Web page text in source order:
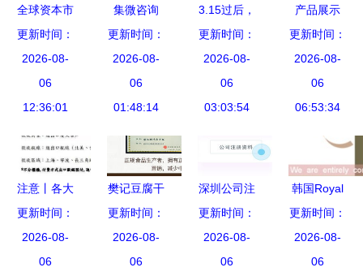
全球资本市
场it公司分
析 海外以
第三方it为
主,国内金
具备后发优
势
更新时间：
2026-08-
06
12:36:01
集微咨询
从交期拉长
看国内igbt
厂商在新能
源汽车领域
更新时间：
2026-08-
06
01:48:14
3.15过后，
我们该如何
正确海淘？
国内贸易代
理的角色与
更新时间：
2026-08-
06
03:03:54
产品展示
更新时间：
2026-08-
06
06:53:34
注意丨各大
船公司陆续
开征低硫附
加费，外贸
更新时间：
2026-08-
06
樊记豆腐干
250g 休闲
零食小吃卤
味香辣豆干
更新时间：
2026-08-
06
深圳公司注
册与代理记
账服务全攻
略 一站式
更新时间：
2026-08-
06
韩国Royal
罗伊雅纯金
化妆品诚招
中国总代
更新时间：
2026-08-
06